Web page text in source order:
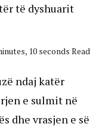
të dyshuarit
10 seconds Read
ndaj katër
e sulmit në
dhe vrasjen e së